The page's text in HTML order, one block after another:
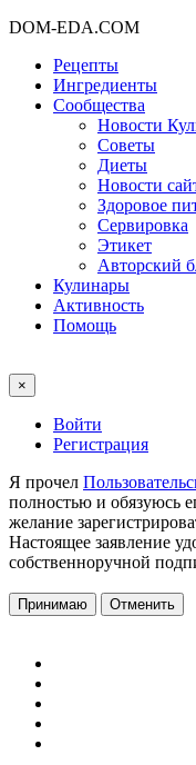
DOM-EDA.COM
Рецепты
Ингредиенты
Сообщества
Новости
Советы
Диеты
Новости
Здоровое
Сервировка
Этикет
Авторский
Кулинары
Активность
Помощь
×
Войти
Регистрация
Я прочел
полностью и обязуюсь
желание
Настоящее заявление
собственноручной
Принимаю Отменить